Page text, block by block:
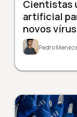
Cientistas
artificial
novos vírus
Pedro